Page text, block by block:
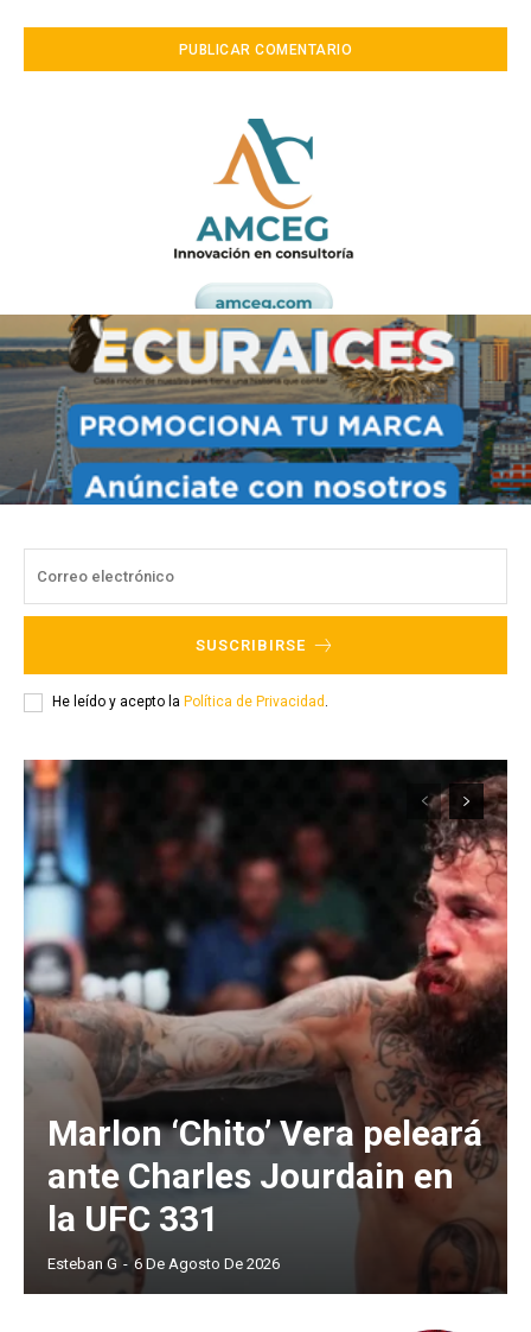
SUSCRIBIRSE
He leído y acepto la Política de Privacidad .
Marlon ‘Chito’ Vera peleará
ante Charles Jourdain en
la UFC 331
Esteban G - 6 De Agosto De 2026